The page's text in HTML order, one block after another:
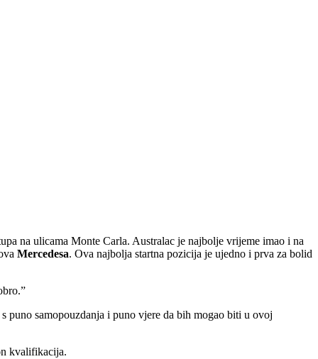
na ulicama Monte Carla. Australac je najbolje vrijeme imao i na
Mercedesa. Ova najbolja startna pozicija je ujedno i prva za bolid
puno samopouzdanja i puno vjere da bih mogao biti u ovoj
kvalifikacija.